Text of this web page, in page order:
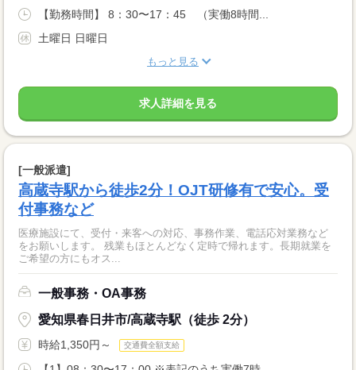
【勤務時間】 8：30〜17：45 （実働8時間...
土曜日 日曜日
もっと見る
求人詳細を見る
[一般派遣]
高蔵寺駅から徒歩2分！OJT研修有で安心。受
付事務など
医療施設にて、受付・来客への対応、事務作業、電話応対業務など
をお願いします。 残業もほとんどなく定時で帰れます。長期就業を
ご希望の方にもオス...
一般事務・OA事務
愛知県春日井市/高蔵寺駅（徒歩 2分）
時給1,350円～ 交通費全額支給